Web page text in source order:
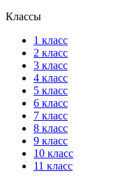
Классы
1 класс
2 класс
3 класс
4 класс
5 класс
6 класс
7 класс
8 класс
9 класс
10 класс
11 класс